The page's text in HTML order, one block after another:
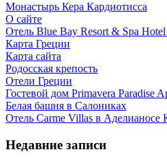
Монастырь Кера Кардиотисса
О сайте
Отель Blue Bay Resort & Spa
Карта Греции
Карта сайта
Родосская крепость
Отели Греции
Гостевой дом Primavera Paradise
Белая башня в Салониках
Отель Carme Villas в Аделианосе
Недавние записи